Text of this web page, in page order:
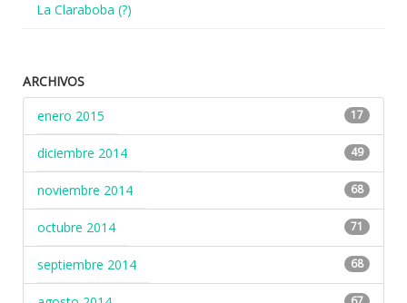
La Claraboba (?)
ARCHIVOS
enero 2015
17
diciembre 2014 49
noviembre 2014 68
octubre 2014 71
septiembre 2014 68